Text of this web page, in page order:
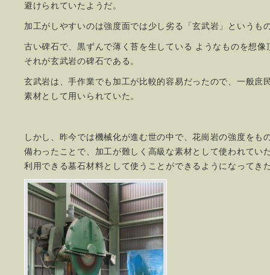
避けられていたようだ。
加工がしやすいのは強度面では少し劣る「玄武岩」というも
古い碑石で、黒ずんで薄く苔を生している ようなものを想像
それが玄武岩の碑石である。
玄武岩は、手作業でも加工が比較的容易だったので、一般庶
素材として用いられていた。
しかし、昨今では機械化が進む世の中で、花崗岩の強度をも
備わったことで、加工が難しく高級な素材として使われてい
利用できる墓石材料として使うことができるようになってき